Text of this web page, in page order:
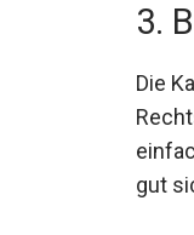
3.
Die
gut